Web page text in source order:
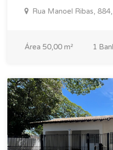
Rua Manoel Ribas,
Área 50,00 m² 1